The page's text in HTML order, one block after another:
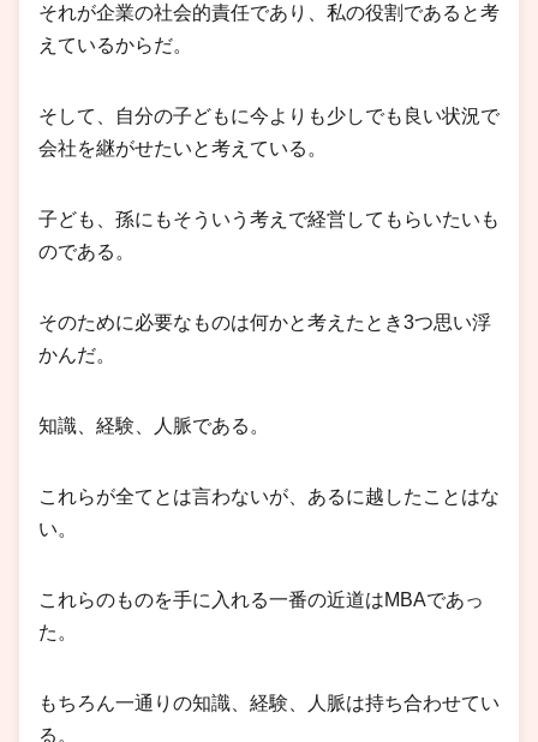
それが企業の社会的責任であり、私の役割であると考
えているからだ。
そして、自分の子どもに今よりも少しでも良い状況で
会社を継がせたいと考えている。
子ども、孫にもそういう考えで経営してもらいたいも
のである。
そのために必要なものは何かと考えたとき3つ思い浮
かんだ。
知識、経験、人脈である。
これらが全てとは言わないが、あるに越したことはな
い。
これらのものを手に入れる一番の近道はMBAであっ
た。
もちろん一通りの知識、経験、人脈は持ち合わせてい
る。